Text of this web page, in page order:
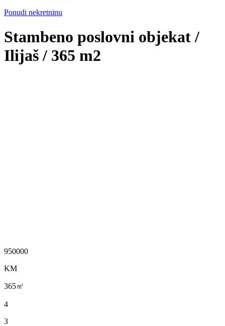
Ponudi nekretninu
Stambeno poslovni objekat /
Ilijaš / 365 m2
950000
KM
365㎡
4
3